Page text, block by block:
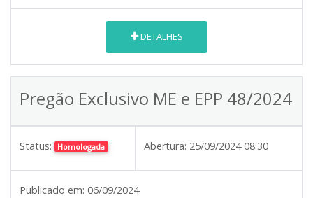
DETALHES
Pregão Exclusivo ME e EPP 48/2024
Status: Homologada Abertura: 25/09/2024 08:30
Publicado em: 06/09/2024